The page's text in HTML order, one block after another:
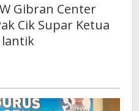
Gibran Center
Cik Supar Ketua
lantik